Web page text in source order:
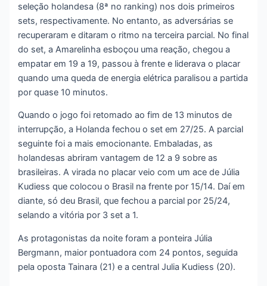
seleção holandesa (8ª no ranking) nos dois primeiros
sets, respectivamente. No entanto, as adversárias se
recuperaram e ditaram o ritmo na terceira parcial. No final
do set, a Amarelinha esboçou uma reação, chegou a
empatar em 19 a 19, passou à frente e liderava o placar
quando uma queda de energia elétrica paralisou a partida
por quase 10 minutos.
Quando o jogo foi retomado ao fim de 13 minutos de
interrupção, a Holanda fechou o set em 27/25. A parcial
seguinte foi a mais emocionante. Embaladas, as
holandesas abriram vantagem de 12 a 9 sobre as
brasileiras. A virada no placar veio com um ace de Júlia
Kudiess que colocou o Brasil na frente por 15/14. Daí em
diante, só deu Brasil, que fechou a parcial por 25/24,
selando a vitória por 3 set a 1.
As protagonistas da noite foram a ponteira Júlia
Bergmann, maior pontuadora com 24 pontos, seguida
pela oposta Tainara (21) e a central Julia Kudiess (20).